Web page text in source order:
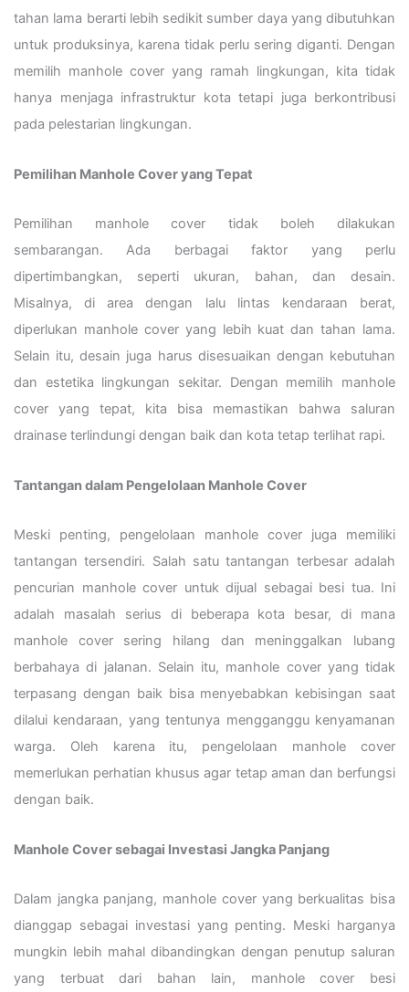
tahan lama berarti lebih sedikit sumber daya yang dibutuhkan
untuk produksinya, karena tidak perlu sering diganti. Dengan
memilih manhole cover yang ramah lingkungan, kita tidak
hanya menjaga infrastruktur kota tetapi juga berkontribusi
pada pelestarian lingkungan.
Pemilihan Manhole Cover yang Tepat
Pemilihan manhole cover tidak boleh dilakukan
sembarangan. Ada berbagai faktor yang perlu
dipertimbangkan, seperti ukuran, bahan, dan desain.
Misalnya, di area dengan lalu lintas kendaraan berat,
diperlukan manhole cover yang lebih kuat dan tahan lama.
Selain itu, desain juga harus disesuaikan dengan kebutuhan
dan estetika lingkungan sekitar. Dengan memilih manhole
cover yang tepat, kita bisa memastikan bahwa saluran
drainase terlindungi dengan baik dan kota tetap terlihat rapi.
Tantangan dalam Pengelolaan Manhole Cover
Meski penting, pengelolaan manhole cover juga memiliki
tantangan tersendiri. Salah satu tantangan terbesar adalah
pencurian manhole cover untuk dijual sebagai besi tua. Ini
adalah masalah serius di beberapa kota besar, di mana
manhole cover sering hilang dan meninggalkan lubang
berbahaya di jalanan. Selain itu, manhole cover yang tidak
terpasang dengan baik bisa menyebabkan kebisingan saat
dilalui kendaraan, yang tentunya mengganggu kenyamanan
warga. Oleh karena itu, pengelolaan manhole cover
memerlukan perhatian khusus agar tetap aman dan berfungsi
dengan baik.
Manhole Cover sebagai Investasi Jangka Panjang
Dalam jangka panjang, manhole cover yang berkualitas bisa
dianggap sebagai investasi yang penting. Meski harganya
mungkin lebih mahal dibandingkan dengan penutup saluran
yang terbuat dari bahan lain, manhole cover besi